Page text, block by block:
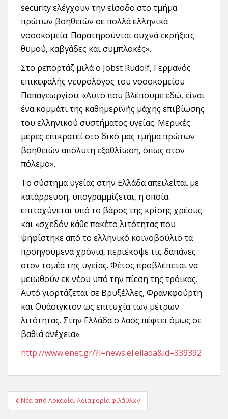
security ελέγχουν την είσοδο στο τμήμα
πρώτων βοηθειών σε πολλά ελληνικά
νοσοκομεία. Παρατηρούνται συχνά εκρήξεις
θυμού, καβγάδες και συμπλοκές».
Στο ρεπορτάζ μιλά ο Jobst Rudolf, Γερμανός
επικεφαλής νευρολόγος του νοσοκομείου
Παπαγεωργίου: «Αυτό που βλέπουμε εδώ, είναι
ένα κομμάτι της καθημερινής μάχης επιβίωσης
του ελληνικού συστήματος υγείας. Μερικές
μέρες επικρατεί στο δικό μας τμήμα πρώτων
βοηθειών απόλυτη εξαθλίωση, όπως στον
πόλεμο».
Το σύστημα υγείας στην Ελλάδα απειλείται με
κατάρρευση, υπογραμμίζεται, η οποία
επιταχύνεται υπό το βάρος της κρίσης χρέους
και «σχεδόν κάθε πακέτο λιτότητας που
ψηφίστηκε από το ελληνικό κοινοβούλιο τα
προηγούμενα χρόνια, περιέκοψε τις δαπάνες
στον τομέα της υγείας. Φέτος προβλέπεται να
μειωθούν εκ νέου υπό την πίεση της τρόικας.
Αυτό γιορτάζεται σε Βρυξέλλες, Φρανκφούρτη
και Ουάσιγκτον ως επιτυχία των μέτρων
λιτότητας. Στην Ελλάδα ο λαός πέφτει όμως σε
βαθιά ανέχεια».
http://www.enet.gr/?i=news.el.ellada&id=339392
Πλοήγηση
άρθρων
Νέα από Αρκαδία. Αδιαφορία φιλάθλων